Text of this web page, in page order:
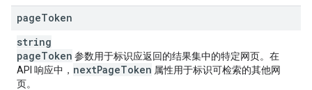
pageToken
string
pageToken 参数用于标识应返回的结果集中的特定网页。在
API 响应中， nextPageToken 属性用于标识可检索的其他网
页。